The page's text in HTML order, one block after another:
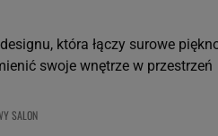
która łączy surowe
swoje wnętrze w przestrzeń
SALON